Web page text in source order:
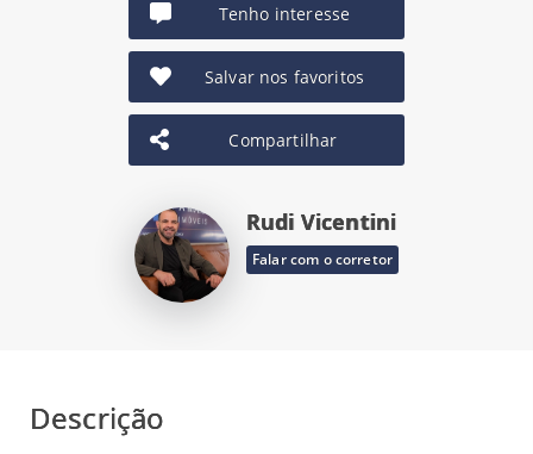
Tenho interesse
Salvar nos favoritos
Compartilhar
Rudi Vicentini
Falar com o corretor
Descrição